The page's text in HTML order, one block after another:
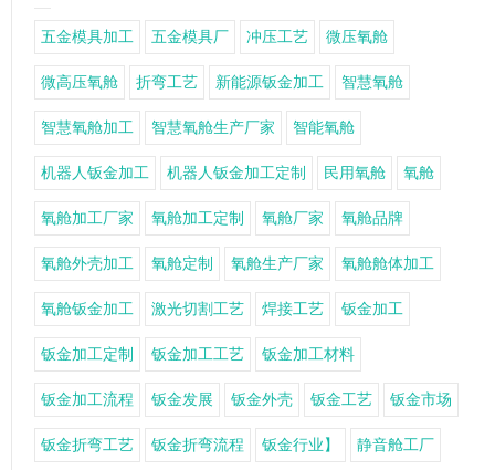
五金模具加工 五金模具厂 冲压工艺 微压氧舱
微高压氧舱 折弯工艺 新能源钣金加工 智慧氧舱
智慧氧舱加工 智慧氧舱生产厂家 智能氧舱
机器人钣金加工 机器人钣金加工定制 民用氧舱 氧舱
氧舱加工厂家 氧舱加工定制 氧舱厂家 氧舱品牌
氧舱外壳加工 氧舱定制 氧舱生产厂家 氧舱舱体加工
氧舱钣金加工 激光切割工艺 焊接工艺 钣金加工
钣金加工定制 钣金加工工艺 钣金加工材料
钣金加工流程 钣金发展 钣金外壳 钣金工艺 钣金市场
钣金折弯工艺 钣金折弯流程 钣金行业】 静音舱工厂